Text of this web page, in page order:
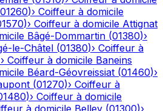
01260)› Coiffeur à domicile
)› Coiffeur à domicile Attignat
Bâgé-Dommartin (01380)›
le-Châtel (01380)› Coiffeur à
› Coiffeur à domicile Baneins
Béard-Géovreissiat (01460)›
(01270)› Coiffeur à
)› Coiffeur à domicile